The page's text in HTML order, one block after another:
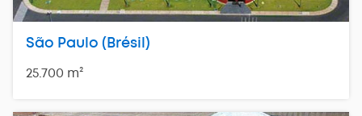
25.700 m²
São Paulo (Brésil)